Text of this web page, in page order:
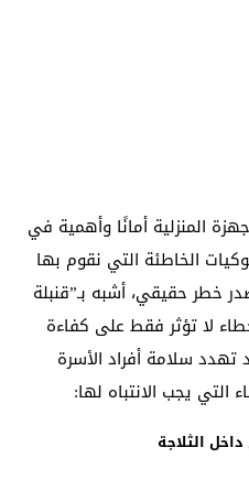
المنزلية أمانًا وأهمية في
الخاطئة التي نقوم بها
حقيقي، أشبه بـ”قنبلة
لا تؤثر فقط على كفاءة
تهدد سلامة أفراد الأسرة
الثلاجة